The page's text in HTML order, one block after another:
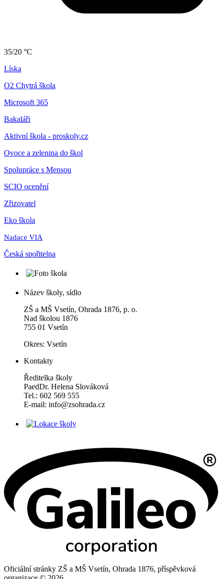
35/20 °C
Líska
O2 Chytrá škola
Microsoft 365
Bakaláři
Aktivní škola - proskoly.cz
Ovoce a zelenina do škol
Spolupráce s Mensou
SCIO ocenění
Zřizovatel
Eko škola
Nadace VIA
Česká spořitelna
Název školy, sídlo
ZŠ a MŠ Vsetín, Ohrada 1876, p. o.
Nad školou 1876
755 01 Vsetín
Okres: Vsetín
Kontakty
Ředitelka školy
PaedDr. Helena Slováková
Tel.: 602 569 555
E-mail: info@zsohrada.cz
Oficiální stránky ZŠ a MŠ Vsetín, Ohrada 1876, příspěvková